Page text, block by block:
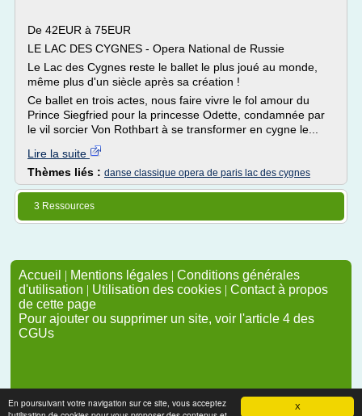
X
En poursuivant votre navigation sur ce site, vous acceptez
De 42EUR à 75EUR
LE LAC DES CYGNES - Opera National de Russie
Le Lac des Cygnes reste le ballet le plus joué au monde,
même plus d'un siècle après sa création !
Ce ballet en trois actes, nous faire vivre le fol amour du
Prince Siegfried pour la princesse Odette, condamnée par
le vil sorcier Von Rothbart à se transformer en cygne le...
Lire la suite
Thèmes liés : danse classique opera de paris lac des cygnes
3 Ressources
Accueil | Mentions légales | Conditions générales
d'utilisation | Utilisation des cookies | Contact à propos
de cette page
Pour ajouter ou supprimer un site, voir l'article 4 des
CGUs